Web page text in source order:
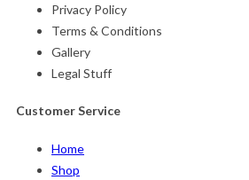
Privacy Policy
Terms & Conditions
Gallery
Legal Stuff
Customer Service
Home
Shop